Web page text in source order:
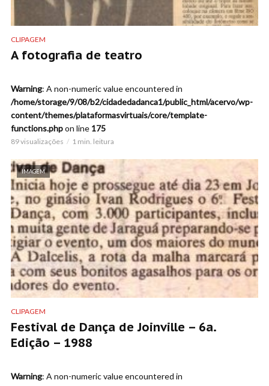
CLIPAGEM
A fotografia de teatro
Warning: A non-numeric value encountered in
/home/storage/9/08/b2/cidadedadanca1/public_html/acervo/wp-
content/themes/plataformasvirtuais/core/template-
functions.phpon line 175
89 visualizações 1 min. leitura
IMAGEM
CLIPAGEM
Festival de Dança de Joinville – 6a.
Edição – 1988
Warning: A non-numeric value encountered in